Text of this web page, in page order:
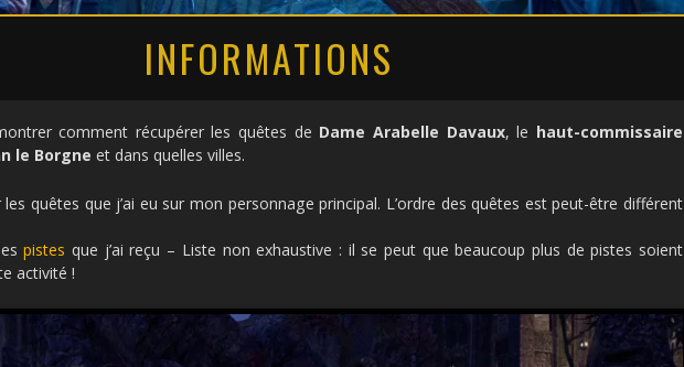
INFORMATIONS
comment récupérer les quêtes de Dame Arabelle Davaux, le haut-commissaire
le Borgne et dans quelles villes.
quêtes que j’ai eu sur mon personnage principal. L’ordre des quêtes est peut-être différent
pistesque j’ai reçu – Liste non exhaustive : il se peut que beaucoup plus de pistes soient
activité !